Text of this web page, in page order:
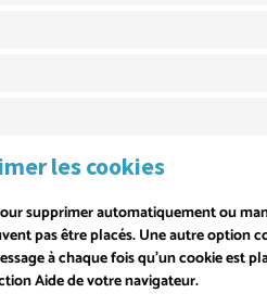
les cookies
supprimer automatiquement ou
pas être placés. Une autre option
à chaque fois qu’un cookie est
Aide de votre navigateur.